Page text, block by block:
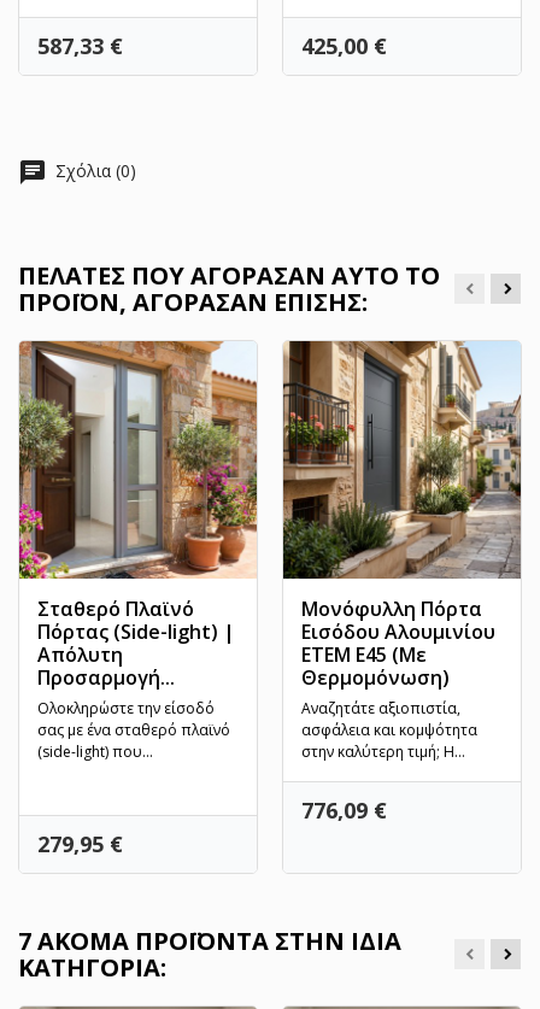
Τιμή
587,33 € Τιμή
425,00 €
chat Σχόλια (0)
ΠΕΛΆΤΕΣ ΠΟΥ ΑΓΌΡΑΣΑΝ ΑΥΤΌ ΤΟ
ΠΡΟΪΌΝ, ΑΓΌΡΑΣΑΝ ΕΠΊΣΗΣ:
Σταθερό Πλαϊνό
Πόρτας (Side-light) |
Απόλυτη
Προσαρμογή...
Ολοκληρώστε την είσοδό
σας με ένα σταθερό πλαϊνό
(side-light) που
Τιμή
279,95 €
Μονόφυλλη Πόρτα
Εισόδου Αλουμινίου
ETEM E45 (Με
Θερμομόνωση)
Αναζητάτε αξιοπιστία,
ασφάλεια και κομψότητα
στην καλύτερη τιμή; Η
Τιμή
776,09 €
7 ΑΚΌΜΑ ΠΡΟΪΌΝΤΑ ΣΤΗΝ ΊΔΙΑ
ΚΑΤΗΓΟΡΊΑ: